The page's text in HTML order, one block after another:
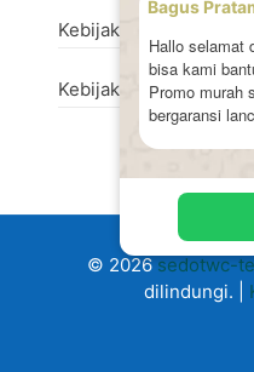
Kebijakan Keamanan
Kebijakan
© 2026sedotwc-
dilindungi. |
Bagus
Hallo selamat
bisa kami
Promo murah
bergaransi